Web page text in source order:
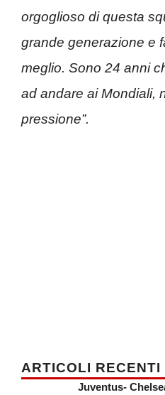
orgoglioso di questa
grande generazione e
meglio. Sono 24 anni
ad andare ai Mondiali,
pressione”.
ARTICOLI RECENTI
Juventus-